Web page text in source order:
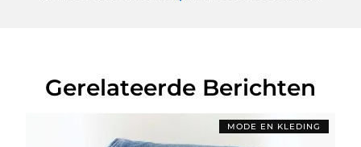
Gerelateerde Berichten
MODE EN KLEDING